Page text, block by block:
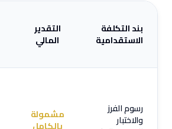
بند التكلفة
الاستقدامية
التقدير
المالي
رسوم الفرز
والاختبار مشمولة